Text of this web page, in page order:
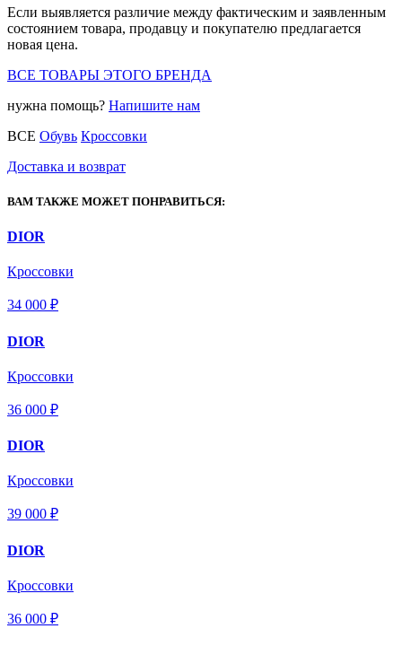
Если выявляется различие между фактическим и заявленным
состоянием товара, продавцу и покупателю предлагается
новая цена.
ВСЕ ТОВАРЫ ЭТОГО БРЕНДА
нужна помощь? Напишите нам
ВСЕ Обувь Кроссовки
Доставка и возврат
ВАМ ТАКЖЕ МОЖЕТ ПОНРАВИТЬСЯ:
DIOR
Кроссовки
34 000 ₽
DIOR
Кроссовки
36 000 ₽
DIOR
Кроссовки
39 000 ₽
DIOR
Кроссовки
36 000 ₽